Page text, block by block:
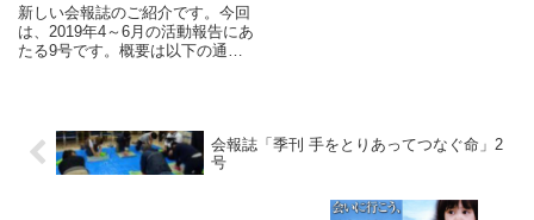
新しい会報誌のご紹介です。今回
は、2019年4～6月の活動報告にあ
たる9号です。概要は以下の通
実施A南町会訓練支援災害時ボラ
ンティア初級講座江戸川区ハ...会報誌「季刊 手をとりあってつなぐ命」2
号